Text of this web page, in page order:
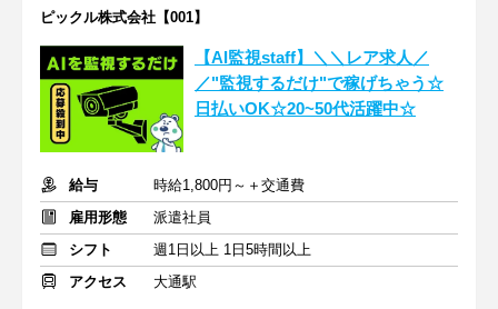
ピックル株式会社【001】
【AI監視staff】＼＼レア求人／
／"監視するだけ"で稼げちゃう☆
日払いOK☆20~50代活躍中☆
給与
時給1,800円～＋交通費
雇用形態
派遣社員
シフト
週1日以上 1日5時間以上
アクセス
大通駅